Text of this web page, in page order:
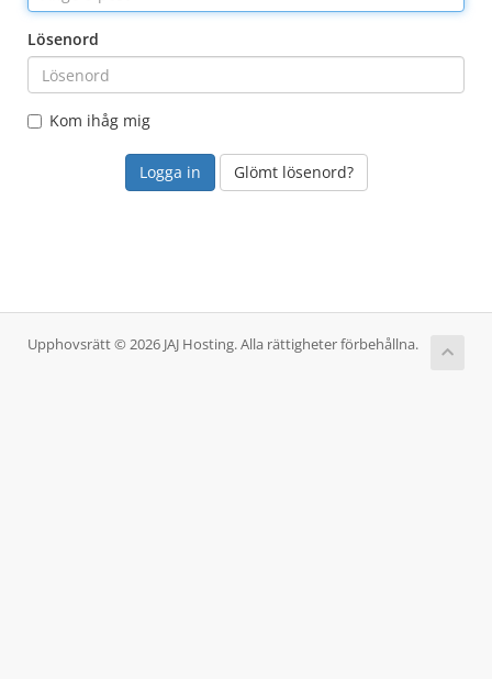
Lösenord
Kom ihåg mig
Glömt lösenord?
Upphovsrätt © 2026 JAJ Hosting. Alla rättigheter förbehållna.